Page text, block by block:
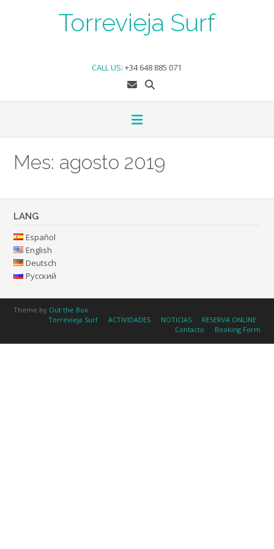
Torrevieja Surf
CALL US: +34 648 885 071
Mes: agosto 2019
LANG
Español
English
Deutsch
Русский
Theme by Out the Box
Torrevieja Surf
ACTIVIDADES NOTICIAS
RESERVA ONLINE
Contacto
Booking Form